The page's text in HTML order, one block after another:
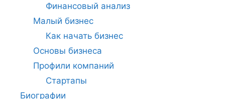
Финансовый анализ
Малый бизнес
Как начать бизнес
Основы бизнеса
Профили компаний
Стартапы
Биографии